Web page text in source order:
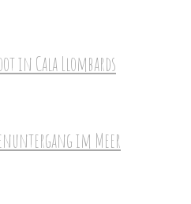
in Cala Llombards
im Meer